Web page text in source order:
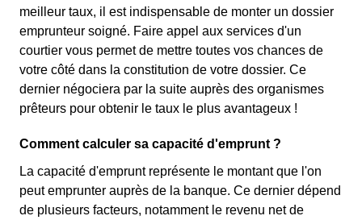
meilleur taux, il est indispensable de monter un dossier
emprunteur soigné. Faire appel aux services d'un
courtier vous permet de mettre toutes vos chances de
votre côté dans la constitution de votre dossier. Ce
dernier négociera par la suite auprès des organismes
prêteurs pour obtenir le taux le plus avantageux !
Comment calculer sa capacité d'emprunt ?
La capacité d'emprunt représente le montant que l'on
peut emprunter auprès de la banque. Ce dernier dépend
de plusieurs facteurs, notamment le revenu net de